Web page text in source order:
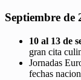
Septiembre de
10 al 13 de
gran cita
Jornadas
fechas